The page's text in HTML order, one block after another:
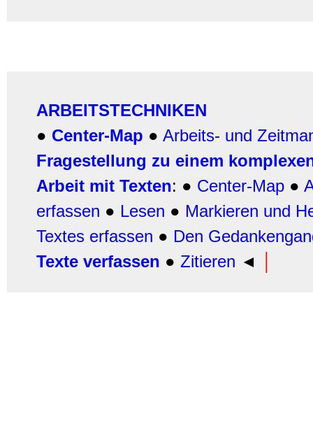
ARBEITSTECHNIKEN
● Center-Map ● Arbeits- und
Fragestellung zu einem
Arbeit mit Texten: ● Center-Map ●
erfassen ● Lesen ● Markieren und
Textes erfassen ● Den
Texte verfassen ● Zitieren ◄